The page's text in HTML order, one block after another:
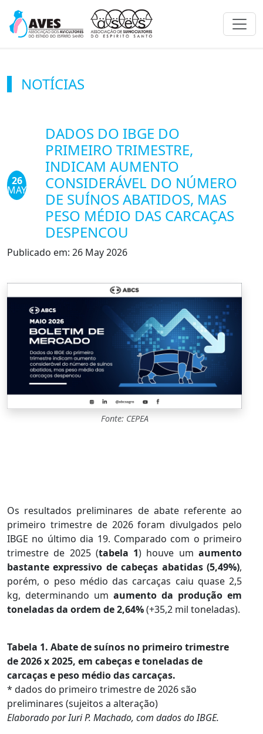
NOTÍCIAS
26
MAY
DADOS DO IBGE DO
PRIMEIRO TRIMESTRE,
INDICAM AUMENTO
CONSIDERÁVEL DO NÚMERO
DE SUÍNOS ABATIDOS, MAS
PESO MÉDIO DAS CARCAÇAS
DESPENCOU
Publicado em: 26 May 2026
Fonte: CEPEA
Os resultados preliminares de abate referente ao
primeiro trimestre de 2026 foram divulgados pelo
IBGE no último dia 19. Comparado com o primeiro
trimestre de 2025 (tabela 1) houve um aumento
bastante expressivo de cabeças abatidas (5,49%),
porém, o peso médio das carcaças caiu quase 2,5
kg, determinando um aumento da produção em
toneladas da ordem de 2,64%(+35,2 mil toneladas).
Tabela 1. Abate de suínos no primeiro trimestre
de 2026 x 2025, em cabeças e toneladas de
carcaças e peso médio das carcaças.
* dados do primeiro trimestre de 2026 são
preliminares (sujeitos a alteração)
Elaborado por Iuri P. Machado, com dados do IBGE.